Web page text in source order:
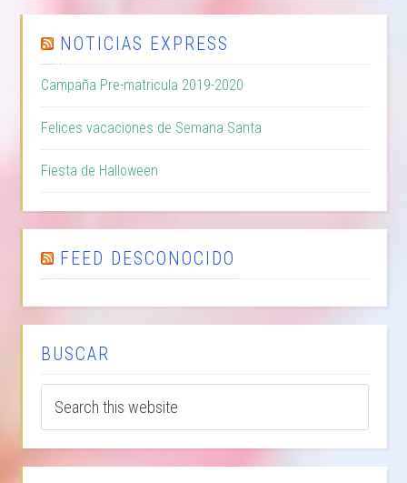
NOTICIAS EXPRESS
Campaña Pre-matricula 2019-2020
Felices vacaciones de Semana Santa
Fiesta de Halloween
FEED DESCONOCIDO
BUSCAR